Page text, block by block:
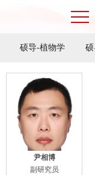
硕导-植物学
尹相博
副研究员